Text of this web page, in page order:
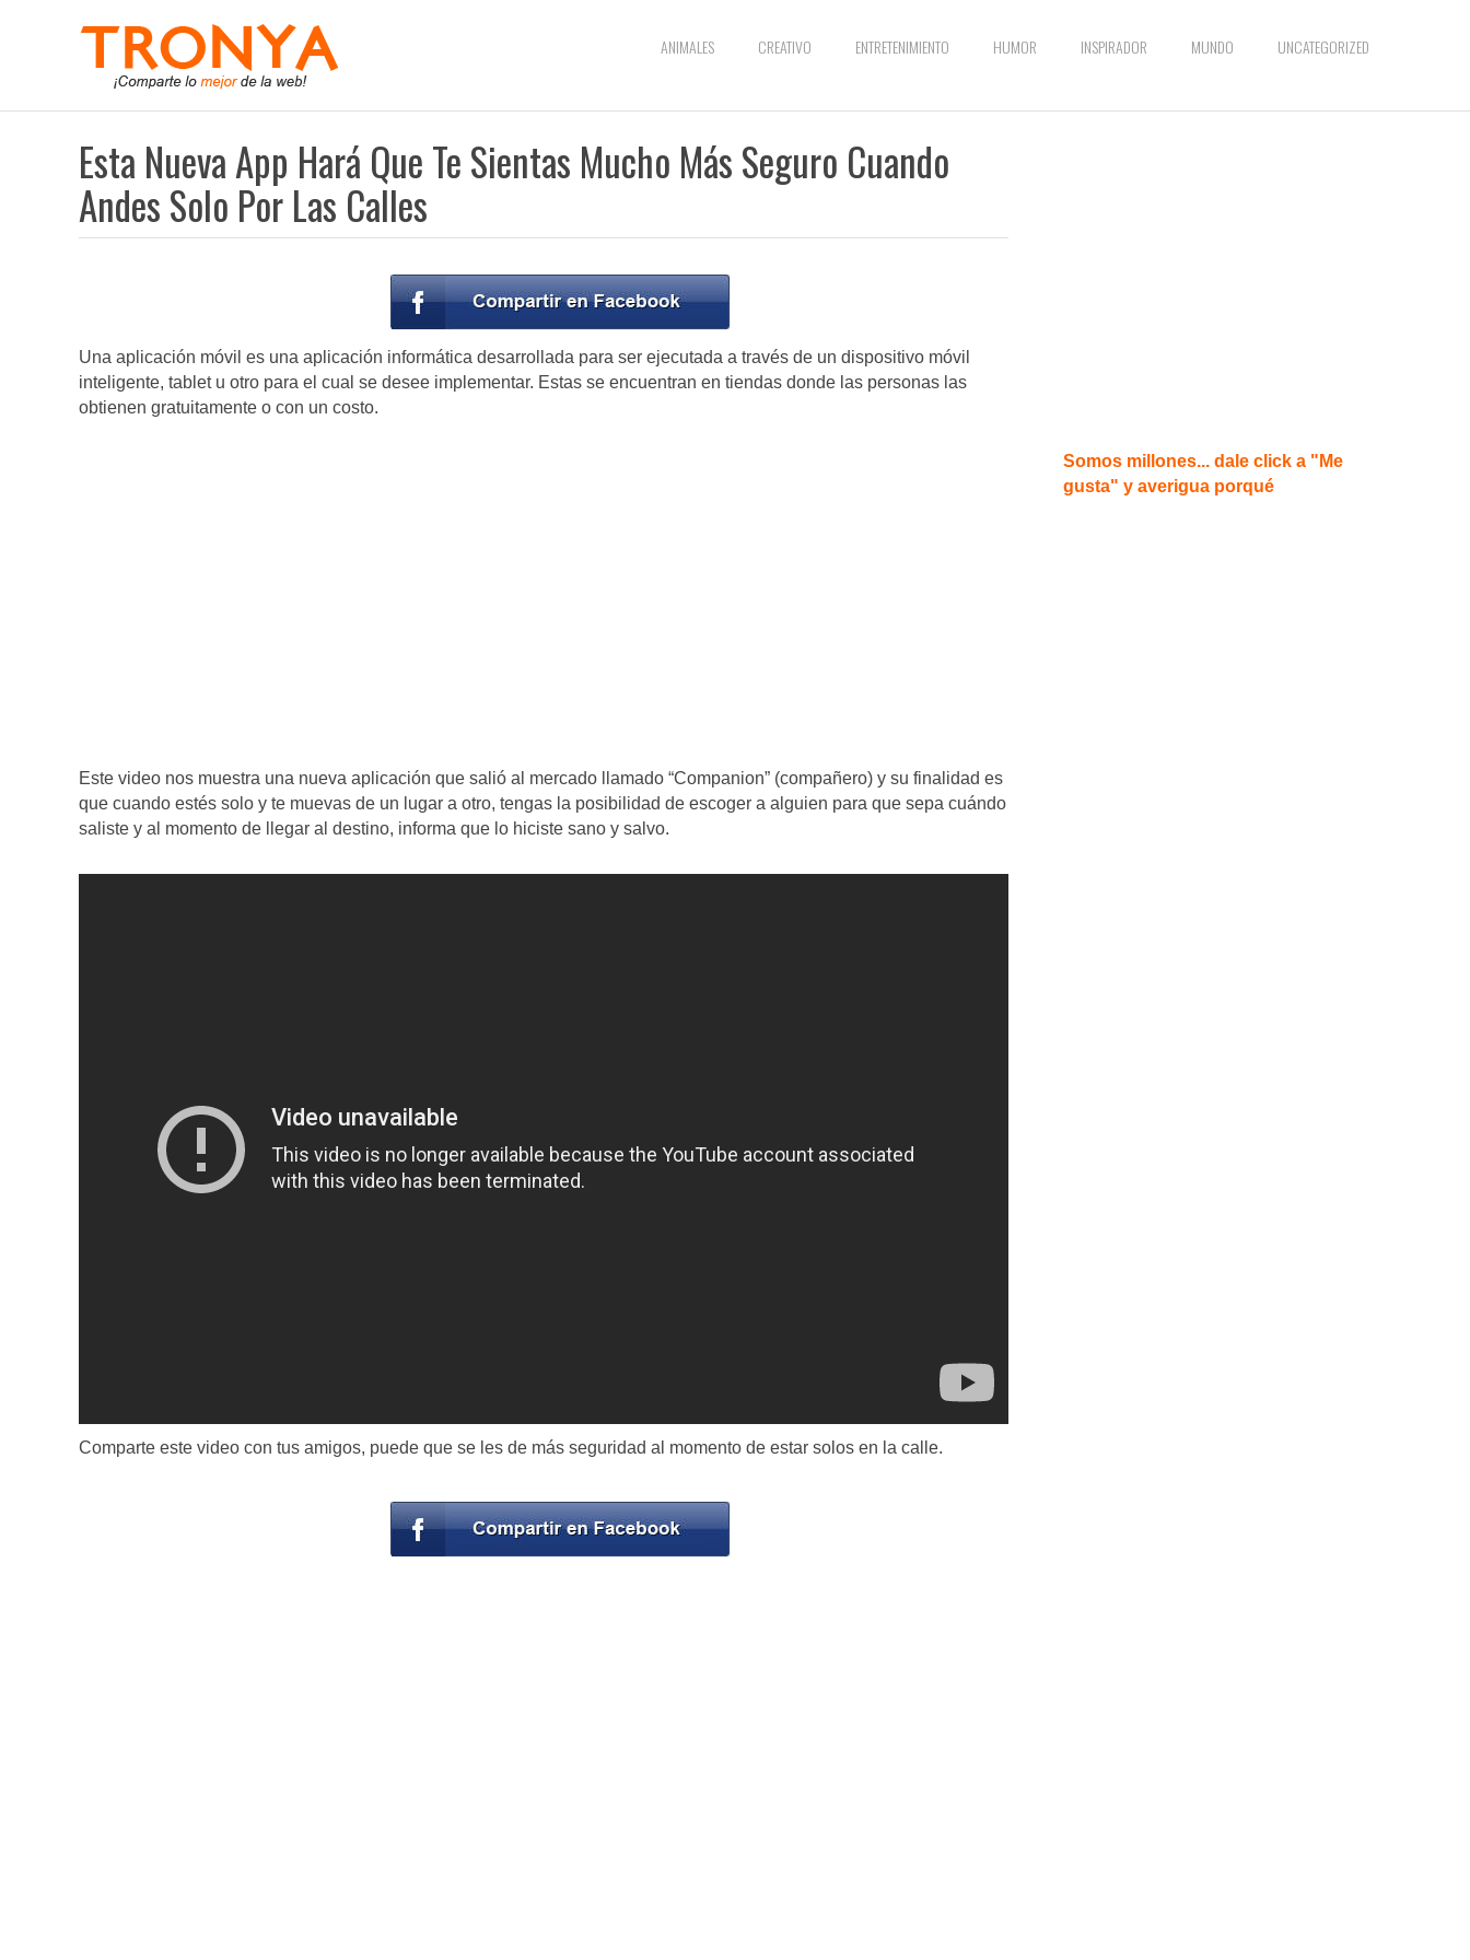
ANIMALES CREATIVO ENTRETENIMIENTO HUMOR INSPIRADOR MUNDO UNCATEGORIZED
Esta Nueva App Hará Que Te Sientas Mucho Más Seguro Cuando
Andes Solo Por Las Calles
Una aplicación móvil es una aplicación informática desarrollada para ser ejecutada a través de un dispositivo móvil
inteligente, tablet u otro para el cual se desee implementar. Estas se encuentran en tiendas donde las personas las
obtienen gratuitamente o con un costo.
Este video nos muestra una nueva aplicación que salió al mercado llamado “Companion” (compañero) y su finalidad es
que cuando estés solo y te muevas de un lugar a otro, tengas la posibilidad de escoger a alguien para que sepa cuándo
saliste y al momento de llegar al destino, informa que lo hiciste sano y salvo.
Comparte este video con tus amigos, puede que se les de más seguridad al momento de estar solos en la calle.
Somos millones... dale click a "Me
gusta" y averigua porqué